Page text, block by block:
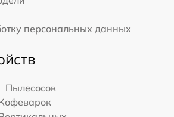
персональных данных
Пылесосов